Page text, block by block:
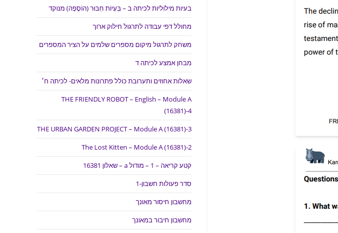
בעיות מילוליות לכיתה ב – בְּעָיוֹת חִבּוּר (הוֹסָפָה) מנוקד
מחולל דפי עבודה לתרגול חילוק ארוך
משחק לתרגול מיקום מספרים שלמים על הציר המספרים
מבחן אמצע לכיתה ד
שאלות אחוזים ותערובת כולל פתרונות מלאים- לכיתה ח׳
THE FRIENDLY ROBOT – English – Module A
(16381)-4
THE URBAN GARDEN PROJECT – Module A (16381)-3
The Lost Kitten – Module A (16381)-2
קטע קריאה – 1 – מודול a – שאלון 16381
סדר פעולות חשבון-1
מחשבון חיסור מאונך
מחשבון חיבור במאונך